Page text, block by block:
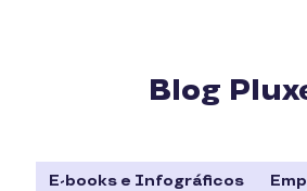
Blog
E-books e Infográficos